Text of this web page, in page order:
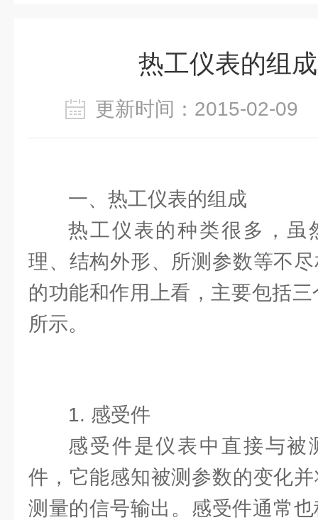
热工仪表的组
更新时间：2015-02-
一、热工仪表的组成
热工仪表的种类很多，虽
理、结构外形、所测参数等不
的功能和作用上看，主要包括
所示。
1. 感受件
感受件是仪表中直接与被
件，它能感知被测参数的变化
测量的信号输出。感受件通常